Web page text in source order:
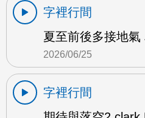
字裡行間
夏至前後多接地氣
2026/06/25
字裡行間